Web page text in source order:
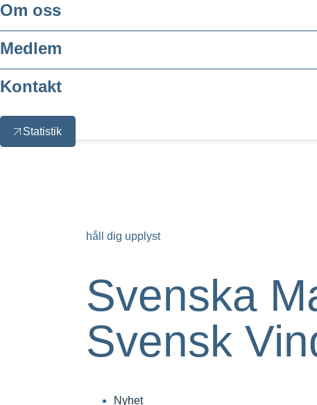
Om oss
Medlem
Kontakt
Statistik
håll dig upplyst
Svenska
Svensk
Nyhet